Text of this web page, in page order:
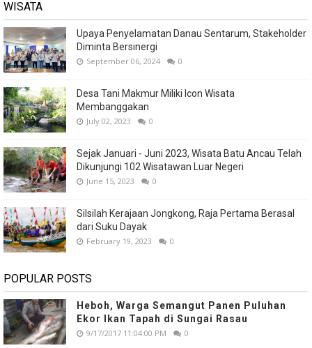
WISATA
Upaya Penyelamatan Danau Sentarum, Stakeholder
Diminta Bersinergi
September 06, 2024 0
Desa Tani Makmur Miliki Icon Wisata
Membanggakan
July 02, 2023 0
Sejak Januari - Juni 2023, Wisata Batu Ancau Telah
Dikunjungi 102 Wisatawan Luar Negeri
June 15, 2023 0
Silsilah Kerajaan Jongkong, Raja Pertama Berasal
dari Suku Dayak
February 19, 2023 0
POPULAR POSTS
Heboh, Warga Semangut Panen Puluhan
Ekor Ikan Tapah di Sungai Rasau
9/17/2017 11:04:00 PM 0